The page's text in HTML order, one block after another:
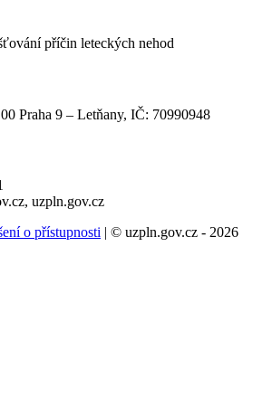
příčin leteckých nehod
Praha 9 – Letňany, IČ: 70990948
uzpln.gov.cz
o přístupnosti | © uzpln.gov.cz - 2026